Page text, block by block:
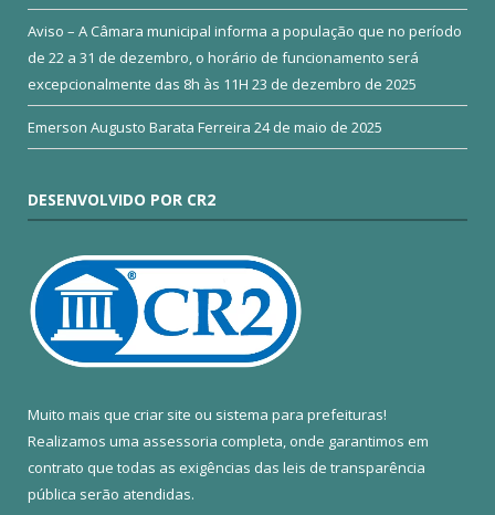
Aviso – A Câmara municipal informa a população que no período
de 22 a 31 de dezembro, o horário de funcionamento será
excepcionalmente das 8h às 11H 23 de dezembro de 2025
Emerson Augusto Barata Ferreira 24 de maio de 2025
DESENVOLVIDO POR CR2
Muito mais que criar site ou sistema para prefeituras!
Realizamos uma assessoria completa, onde garantimos em
contrato que todas as exigências das leis de transparência
pública serão atendidas.